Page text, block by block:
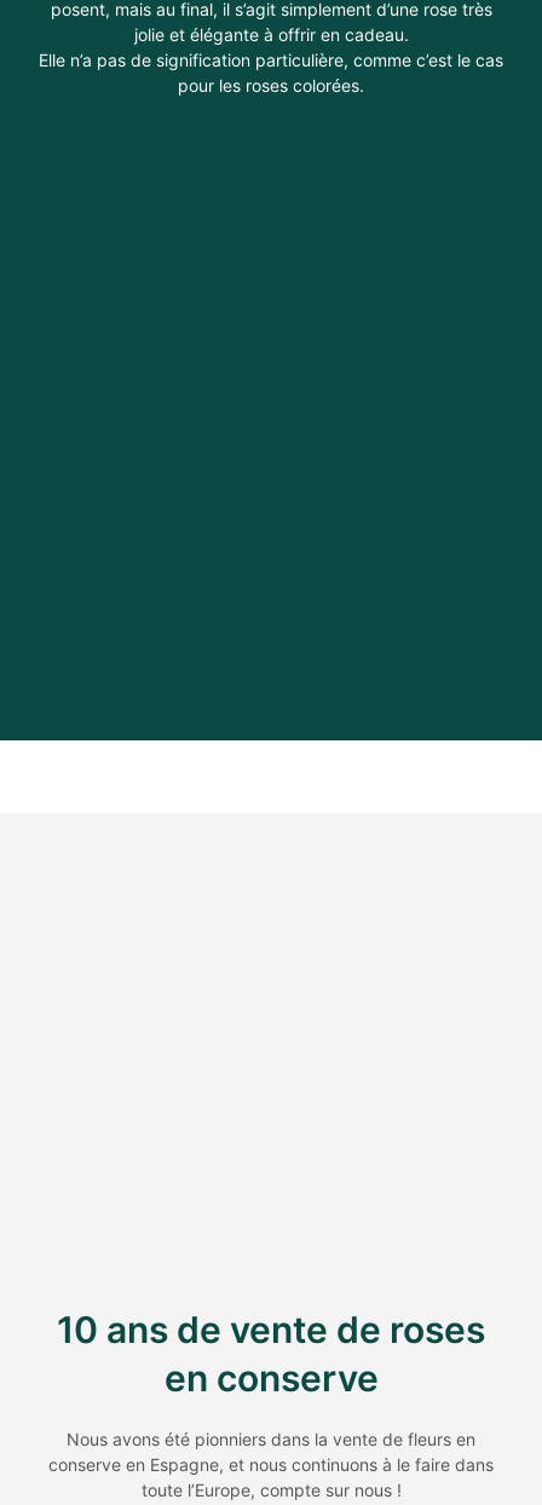
posent, mais au final, il s’agit simplement d’une rose très
jolie et élégante à offrir en cadeau.
Elle n’a pas de signification particulière, comme c’est le cas
pour les roses colorées.
10 ans de vente de roses
en conserve
Nous avons été pionniers dans la vente de fleurs en
conserve en Espagne, et nous continuons à le faire dans
toute l’Europe, compte sur nous !